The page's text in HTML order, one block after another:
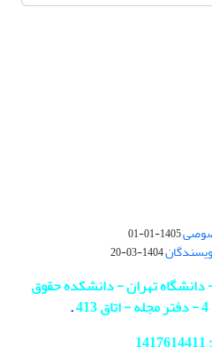
1405-01-01
1404-03-20
- دانشگاه تهران - دانشکده حقوق
.